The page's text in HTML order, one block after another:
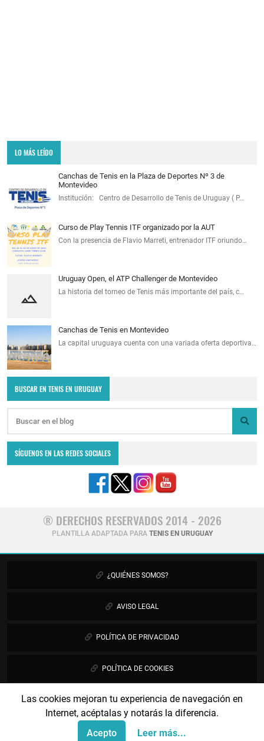
Las cookies mejoran tu experiencia de navegación en
Internet, acéptalas y notarás la diferencia.
Acepto
Leer más...
LO MÁS LEÍDO
Canchas de Tenis en la Plaza de Deportes Nº 3 de
Montevideo
Institución: Centro de Desarrollo de Tenis de Uruguay ( P…
Curso de Play Tennis ITF organizado por la AUT
Con la presencia de Flavio Marreti, entrenador ITF oriundo…
Uruguay Open, el ATP Challenger de Montevideo
La historia del torneo de Tenis más importante del país, c…
Canchas de Tenis en Montevideo
La capital uruguaya cuenta con una variada oferta deportiva…
BUSCAR EN TENIS EN URUGUAY
SÍGUENOS EN LAS REDES SOCIALES
® DERECHOS RESERVADOS 2014 - 2026
PLANTILLA ADAPTADA PARA TENIS EN URUGUAY
¿QUIÉNES SOMOS?
AVISO LEGAL
POLÍTICA DE PRIVACIDAD
POLÍTICA DE COOKIES
PUBLICIDAD
CONTÁCTANOS